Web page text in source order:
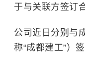
于与关联方签订
公司近日分别与
称“成都建工”）